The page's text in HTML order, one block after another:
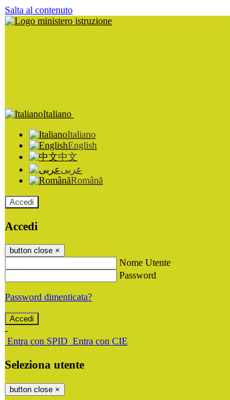
Salta al contenuto
Italiano
Italiano
English
中文
عربى
Română
Accedi
Accedi
button close ×
Nome Utente
Password
Password dimenticata?
-
Entra con SPID Entra con CIE
Seleziona utente
button close ×